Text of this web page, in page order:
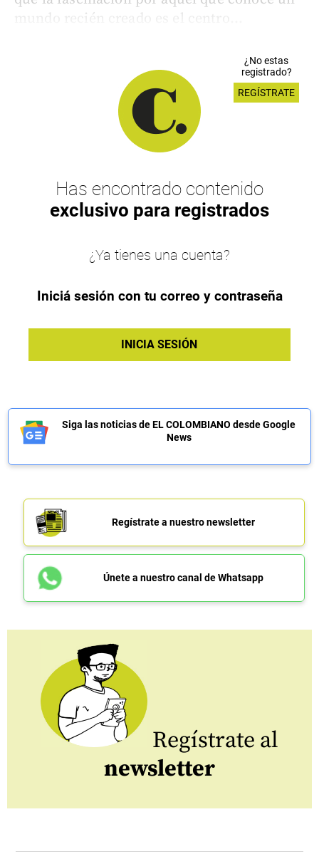
mundo recién creado es el centro...
¿No estas
registrado?
REGÍSTRATE
Has encontrado contenido
exclusivo para registrados
¿Ya tienes una cuenta?
Iniciá sesión con tu correo y contraseña
INICIA SESIÓN
Siga las noticias de EL COLOMBIANO desde Google
News
Regístrate a nuestro newsletter
Únete a nuestro canal de Whatsapp
Regístrate al
newsletter